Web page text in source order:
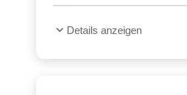
expand_more Details anzeigen